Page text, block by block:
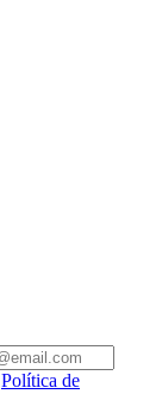
Política de